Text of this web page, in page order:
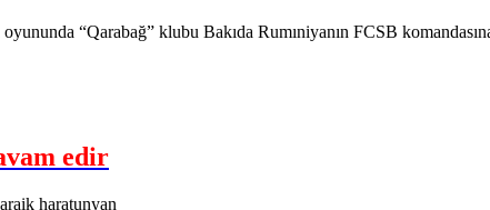
“Qarabağ” klubu Bakıda Rumıniyanın FCSB
edir
haratunyan